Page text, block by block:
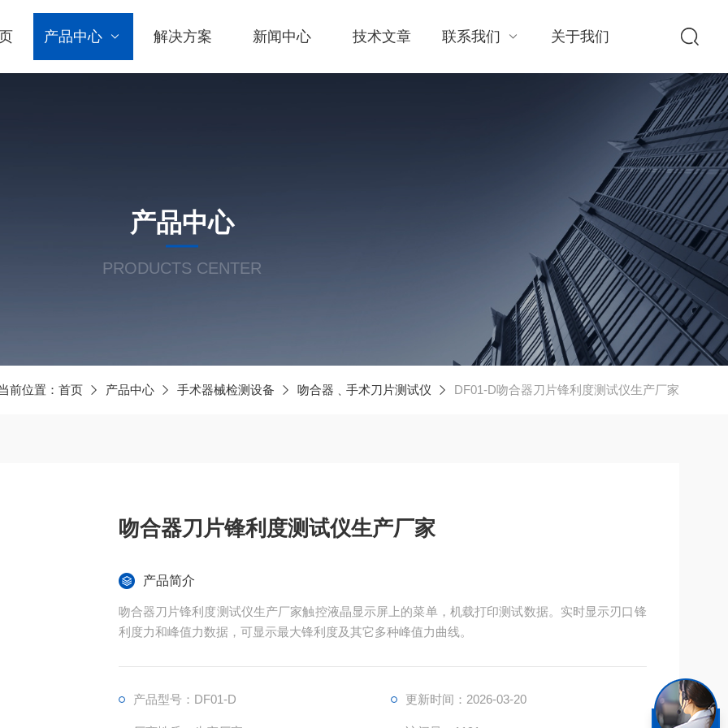
产品中心 解决方案 新闻中心 技术文章 联系我们 关于我们
产品中心
PRODUCTS CENTER
前位置： 首页 产品中心 手术器械检测设备 吻合器﹑手术刀片测试仪 DF01-D吻合器刀片锋利度测试仪生产厂家
吻合器刀片锋利度测试仪生产厂家
产品简介
吻合器刀片锋利度测试仪生产厂家触控液晶显示屏上的菜单，机载打印测试数据。实时显示刃口锋
利度力和峰值力数据，可显示最大锋利度及其它多种峰值力曲线。
产品型号：DF01-D 更新时间：2026-03-20